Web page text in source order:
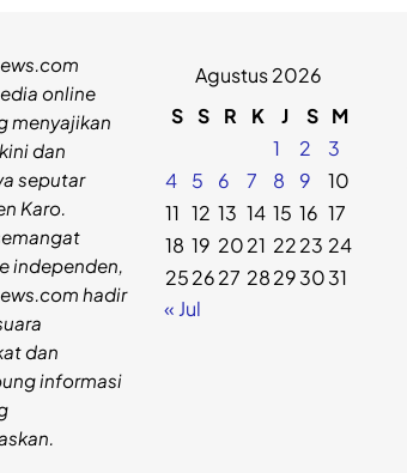
online
menyajikan
dan
seputar
Karo.
independen,
hadir
dan
informasi
Agustus 2026
S S R K J S M
1
2
3
4
5 6 7 8 9
10
11 12 13 14 15 16 17
18 19 2021 2223 24
252627 28293031
« Jul